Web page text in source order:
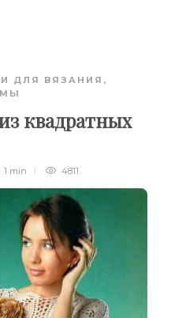
ДЛЯ ВЯЗАНИЯ ,
квадратных
1 min 4811